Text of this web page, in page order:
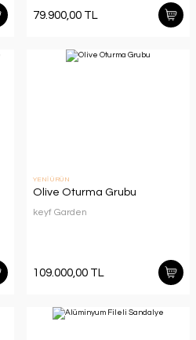
79.900,00 TL
YENİ ÜRÜN
Olive Oturma Grubu
keyf Garden
109.000,00 TL